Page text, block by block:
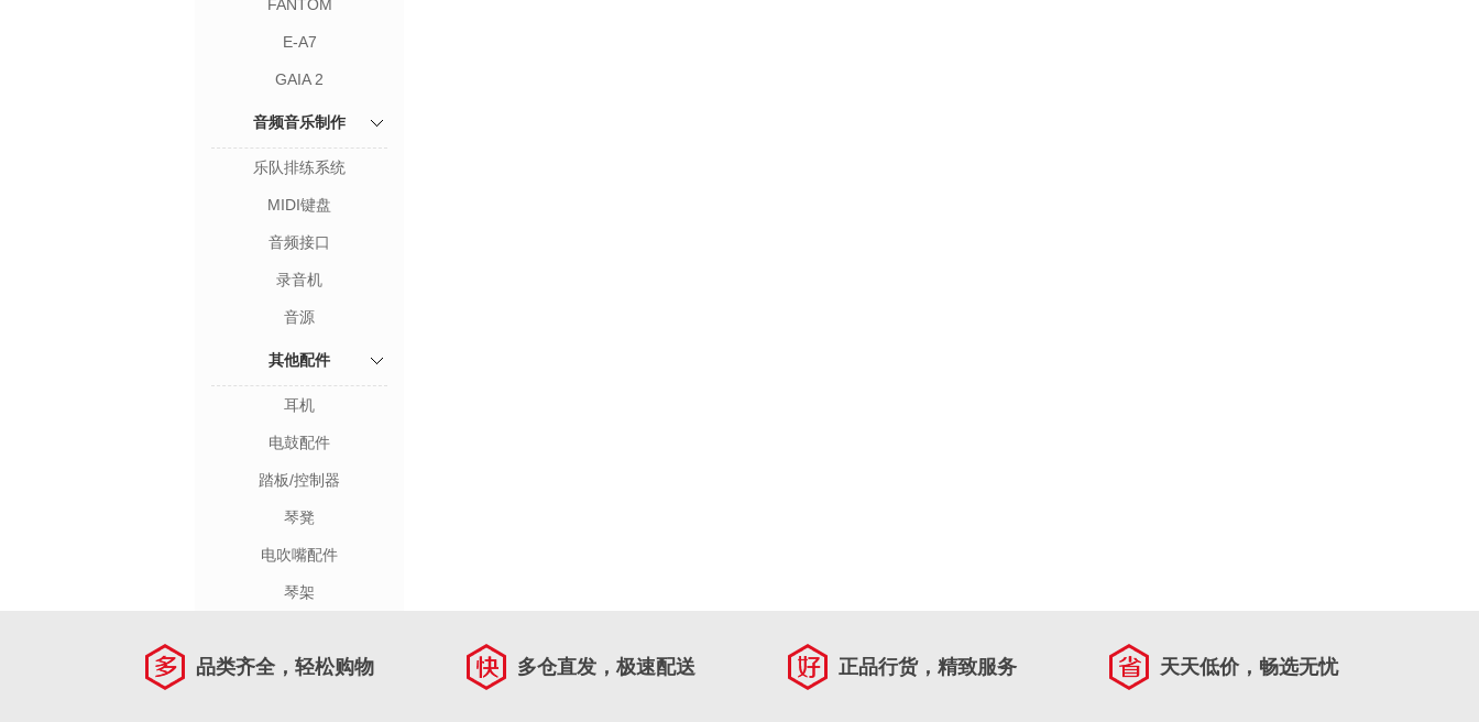
FANTOM
E-A7
GAIA 2
音频音乐制作
乐队排练系统
MIDI键盘
音频接口
录音机
音源
其他配件
耳机
电鼓配件
踏板/控制器
琴凳
电吹嘴配件
琴架
品类齐全，轻松购物 多仓直发，极速配送 正品行货，精致服务 天天低价，畅选无忧